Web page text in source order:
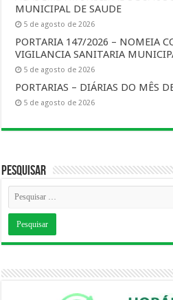
MUNICIPAL DE SAUDE
5 de agosto de 2026
PORTARIA 147/2026 – NOMEIA
VIGILANCIA SANITARIA
5 de agosto de 2026
PORTARIAS – DIÁRIAS DO MÊS
5 de agosto de 2026
Pesquisar